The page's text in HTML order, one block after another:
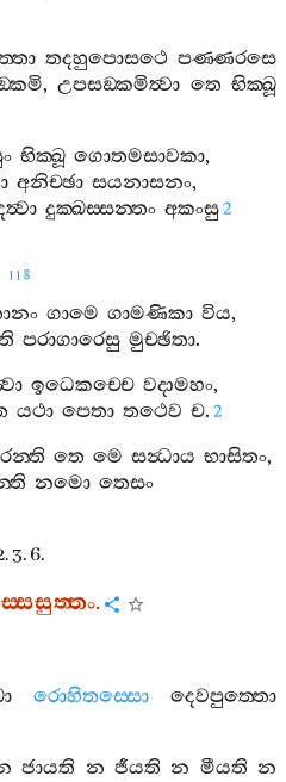
තදහුපොසථෙ පණ‍්ණරසෙ
,උපසඞ‍්කමිත්‍වා තෙ භික‍්ඛූ
භික‍්ඛූ ගොතමසාවකා,
අනිච‍්ඡා සයනාසනං,
දුක‍්ඛස‍්සන‍්තං අකංසු2
118
ගාමෙ ගාමණිකා විය,
පරාගාරෙසු මුච‍්ඡිතා.
ඉධෙකච‍්චෙ වදාමහං,
යථා පෙතා තථෙව ච. 2
තෙ මෙ සන්‍ධාය භාසිතං,
නමො තෙසං
3. 6.
.
රොහිතස‍්සො
දෙවපුත‍්තො
ජායති න ජීයති න මීයති න